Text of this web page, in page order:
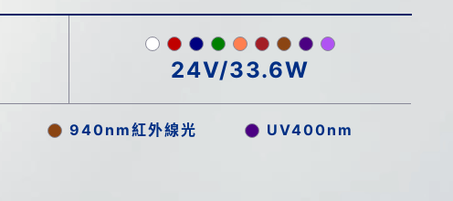
24V/33.6W
940nm紅外線光
UV400nm